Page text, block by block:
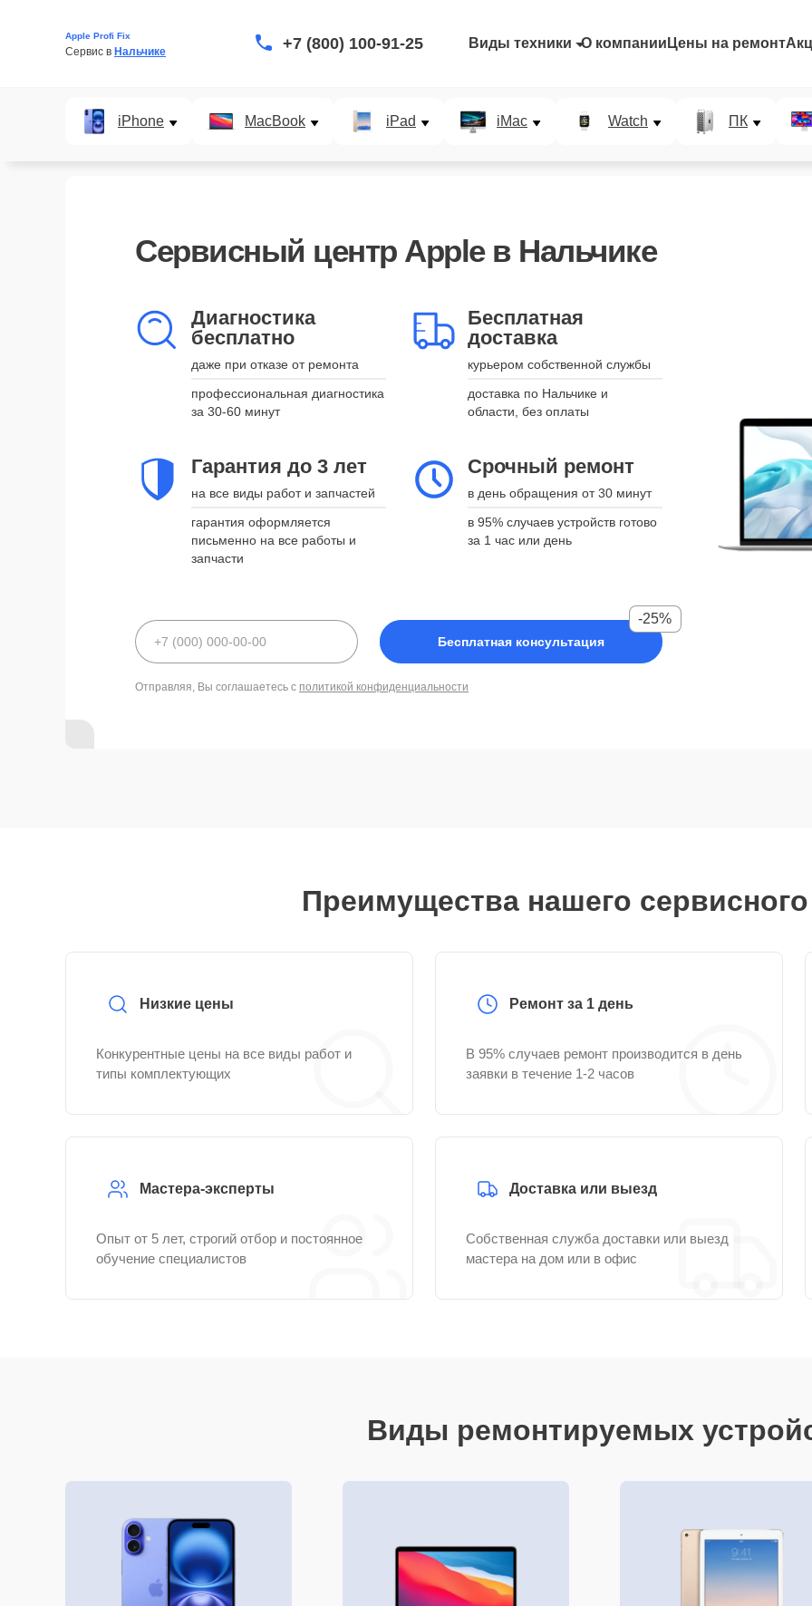
Apple Profi Fix
Сервис в Нальчике +7 (800) 100-91-25 Виды техники О компании Цены на ремонт
iPhone MacBook iPad iMac Watch ПК
Сервисный центр Apple в Нальчике
Диагностика
бесплатно
даже при отказе от ремонта
профессиональная диагностика
за 30-60 минут
Бесплатная
доставка
курьером собственной службы
доставка по Нальчике и
области, без оплаты
Гарантия до 3 лет
на все виды работ и запчастей
гарантия оформляется
письменно на все работы и
запчасти
Срочный ремонт
в день обращения от 30 минут
в 95% случаев устройств готово
за 1 час или день
Бесплатная консультация
-25%
Отправляя, Вы соглашаетесь с политикой конфиденциальности
Преимущества нашего
Низкие цены
Конкурентные цены на все виды работ и
типы комплектующих
Ремонт за 1 день
В 95% случаев ремонт производится в день
заявки в течение 1-2 часов
Мастера-эксперты
Опыт от 5 лет, строгий отбор и постоянное
обучение специалистов
Доставка или выезд
Собственная служба доставки или выезд
мастера на дом или в офис
Виды ремонтируемых